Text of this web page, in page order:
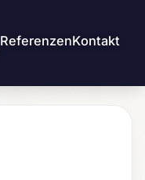
ReferenzenKontakt